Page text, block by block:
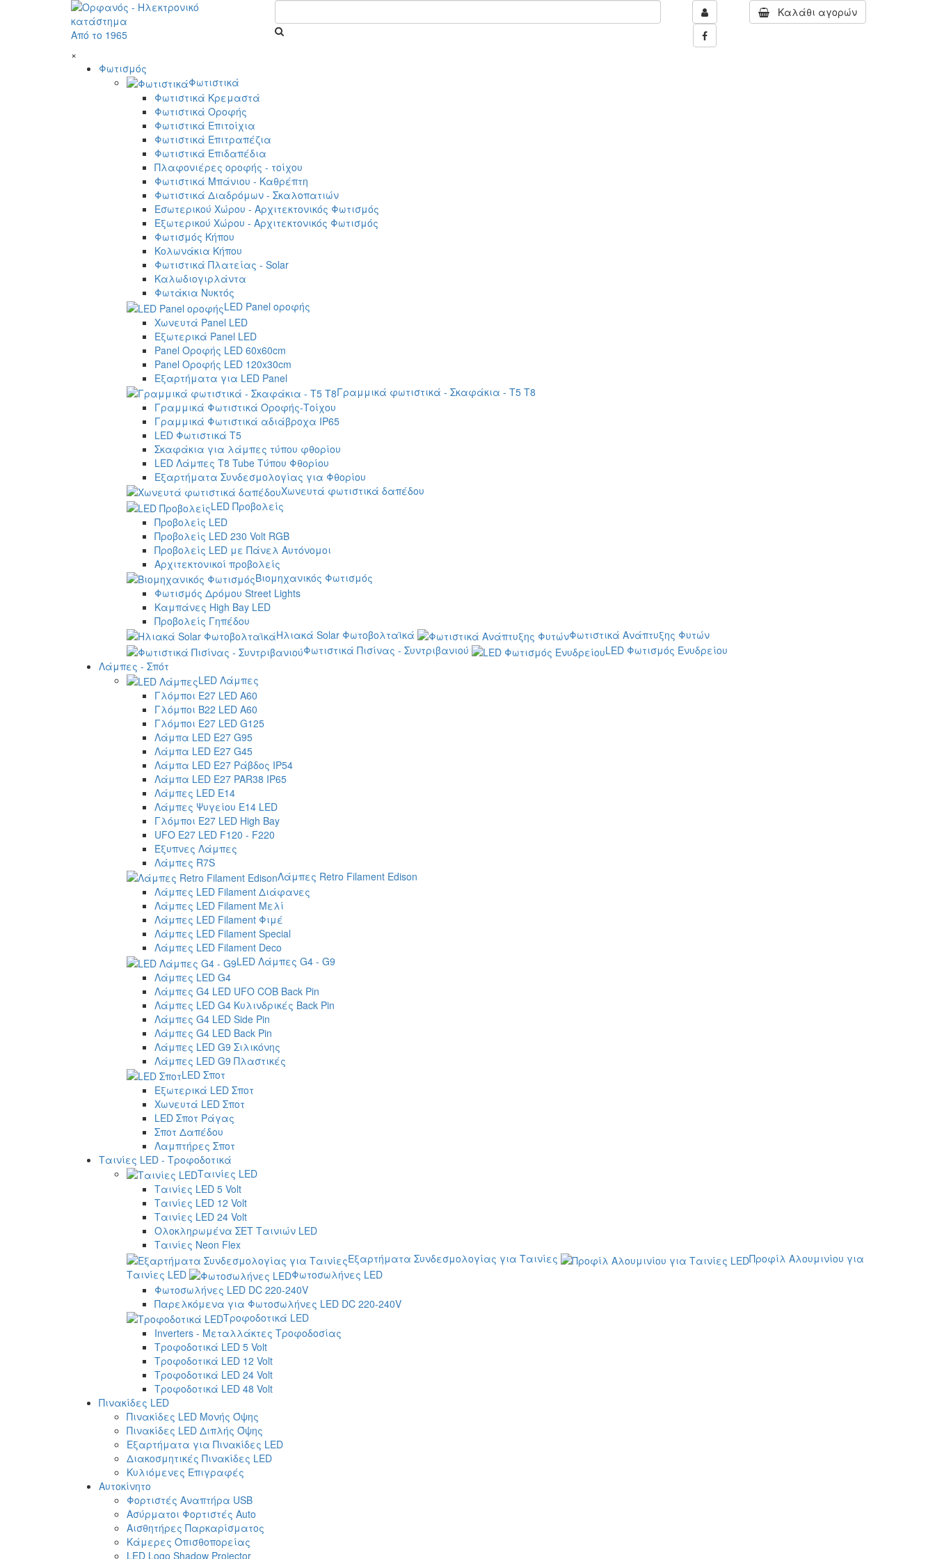
Από το 1965
Καλάθι αγορών
×
Φωτισμός
Φωτιστικά
Φωτιστικά Κρεμαστά
Φωτιστικά Οροφής
Φωτιστικά Επιτοίχια
Φωτιστικά Επιτραπέζια
Φωτιστικά Επιδαπέδια
Πλαφονιέρες οροφής - τοίχου
Φωτιστικά Μπάνιου - Καθρέπτη
Φωτιστικά Διαδρόμων - Σκαλοπατιών
Εσωτερικού Χώρου - Αρχιτεκτονικός Φωτισμός
Εξωτερικού Χώρου - Αρχιτεκτονικός Φωτισμός
Φωτισμός Κήπου
Κολωνάκια Κήπου
Φωτιστικά Πλατείας - Solar
Καλωδιογιρλάντα
Φωτάκια Νυκτός
LED Panel οροφής
Χωνευτά Panel LED
Εξωτερικά Panel LED
Panel Οροφής LED 60x60cm
Panel Οροφής LED 120x30cm
Εξαρτήματα για LED Panel
Γραμμικά φωτιστικά - Σκαφάκια - Τ5 T8
Γραμμικά Φωτιστικά Οροφής-Τοίχου
Γραμμικά Φωτιστικά αδιάβροχα IP65
LED Φωτιστικά T5
Σκαφάκια για λάμπες τύπου φθορίου
LED Λάμπες T8 Tube Τύπου Φθορίου
Εξαρτήματα Συνδεσμολογίας για Φθορίου
Χωνευτά φωτιστικά δαπέδου
LED Προβολείς
Προβολείς LED
Προβολείς LED 230 Volt RGB
Προβολείς LED με Πάνελ Αυτόνομοι
Αρχιτεκτονικοί προβολείς
Βιομηχανικός Φωτισμός
Φωτισμός Δρόμου Street Lights
Καμπάνες High Bay LED
Προβολείς Γηπέδου
Ηλιακά Solar Φωτοβολταϊκά
Φωτιστικά Ανάπτυξης Φυτών
Φωτιστικά Πισίνας - Συντριβανιού
LED Φωτισμός Ενυδρείου
Λάμπες - Σπότ
LED Λάμπες
Γλόμποι E27 LED A60
Γλόμποι B22 LED A60
Γλόμποι E27 LED G125
Λάμπα LED E27 G95
Λάμπα LED E27 G45
Λάμπα LED E27 Ράβδος IP54
Λάμπα LED E27 PAR38 IP65
Λάμπες LED E14
Λάμπες Ψυγείου E14 LED
Γλόμποι E27 LED High Bay
UFO E27 LED F120 - F220
Έξυπνες Λάμπες
Λάμπες R7S
Λάμπες Retro Filament Edison
Λάμπες LED Filament Διάφανες
Λάμπες LED Filament Μελί
Λάμπες LED Filament Φιμέ
Λάμπες LED Filament Special
Λάμπες LED Filament Deco
LED Λάμπες G4 - G9
Λάμπες LED G4
Λάμπες G4 LED UFO COB Back Pin
Λάμπες LED G4 Κυλινδρικές Back Pin
Λάμπες G4 LED Side Pin
Λάμπες G4 LED Back Pin
Λάμπες LED G9 Σιλικόνης
Λάμπες LED G9 Πλαστικές
LED Σποτ
Εξωτερικά LED Σποτ
Χωνευτά LED Σποτ
LED Σποτ Ράγας
Σποτ Δαπέδου
Λαμπτήρες Σποτ
Ταινίες LED - Τροφοδοτικά
Ταινίες LED
Ταινίες LED 5 Volt
Ταινίες LED 12 Volt
Ταινίες LED 24 Volt
Ολοκληρωμένα ΣΕΤ Ταινιών LED
Ταινίες Neon Flex
Εξαρτήματα Συνδεσμολογίας για Ταινίες
Προφίλ Αλουμινίου για
Ταινίες LED
Φωτοσωλήνες LED
Φωτοσωλήνες LED DC 220-240V
Παρελκόμενα για Φωτοσωλήνες LED DC 220-240V
Τροφοδοτικά LED
Inverters - Μεταλλάκτες Τροφοδοσίας
Τροφοδοτικά LED 5 Volt
Τροφοδοτικά LED 12 Volt
Τροφοδοτικά LED 24 Volt
Τροφοδοτικά LED 48 Volt
Πινακίδες LED
Πινακίδες LED Μονής Όψης
Πινακίδες LED Διπλής Όψης
Εξαρτήματα για Πινακίδες LED
Διακοσμητικές Πινακίδες LED
Κυλιόμενες Επιγραφές
Αυτοκίνητο
Φορτιστές Αναπτήρα USB
Ασύρματοι Φορτιστές Auto
Αισθητήρες Παρκαρίσματος
Κάμερες Οπισθοπορείας
LED Logo Shadow Projector